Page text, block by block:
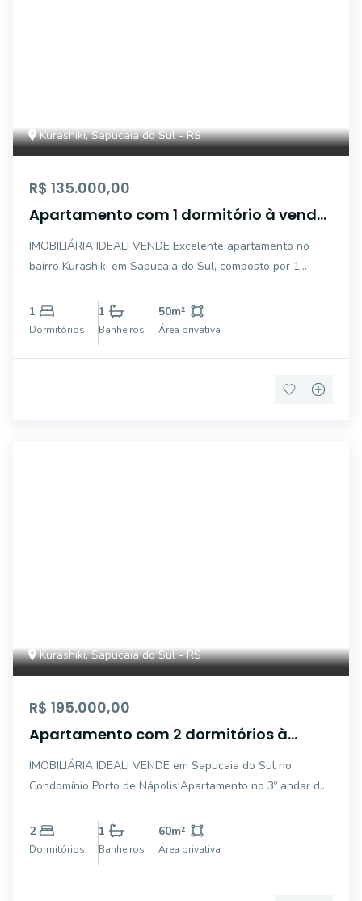
Kurashiki, Sapucaia do Sul - RS
R$ 135.000,00
Apartamento com 1 dormitório à venda,
50 m² por R$ 125.000,00 - Centro -
Sapucaia do Sul/RS
IMOBILIÁRIA IDEALI VENDE Excelente apartamento no
bairro Kurashiki em Sapucaia do Sul, composto por 1
garagem individual. Condomínio com ótima infraestrutura,
portaria 24 horas, salão de festas, box
1
Dormitórios
1
Banheiros
50m²
Área privativa
Kurashiki, Sapucaia do Sul - RS
R$ 195.000,00
Apartamento com 2 dormitórios à
venda, 60 m² por R$ 195.000,00 - Centro
- Sapucaia do Sul/RS
IMOBILIÁRIA IDEALI VENDE em Sapucaia do Sul no
Condomínio Porto de Nápolis!Apartamento no 3º andar de
carro sem cobertura.Cozinha semi mobiliada.FALE
CONOSCO E SAIBA MAIS:Fone/Whatsapp: (51) 51 9974
2
Dormitórios
1
Banheiros
60m²
Área privativa